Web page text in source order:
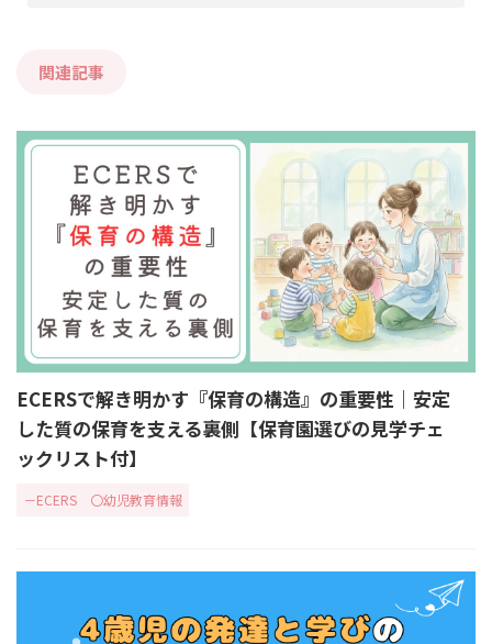
関連記事
ECERSで解き明かす『保育の構造』の重要性｜安定
した質の保育を支える裏側【保育園選びの見学チェ
ックリスト付】
－ECERS 〇幼児教育情報